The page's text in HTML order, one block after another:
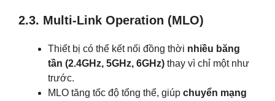
2.3. Multi-Link Operation (MLO)
Thiết bị có thể kết nối đồng thời nhiều băng
tần (2.4GHz, 5GHz, 6GHz) thay vì chỉ một như
trước.
MLO tăng tốc độ tổng thể, giúp chuyển mạng